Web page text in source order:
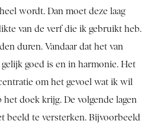
wordt. Dan moet deze laag
van de verf die ik gebruikt heb.
duren. Vandaar dat het van
goed is en in harmonie. Het
om het gevoel wat ik wil
doek krijg. De volgende lagen
beeld te versterken. Bijvoorbeeld